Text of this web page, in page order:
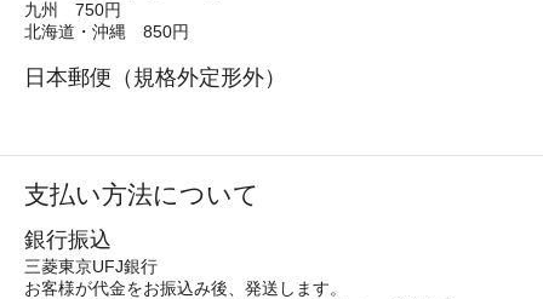
九州 750円
北海道・沖縄 850円
日本郵便（規格外定形外）
支払い方法について
銀行振込
三菱東京UFJ銀行
お客様が代金をお振込み後、発送します。